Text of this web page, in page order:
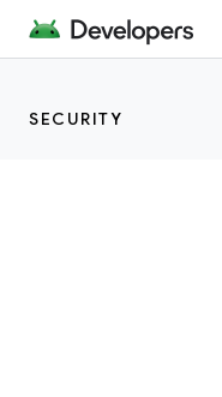
SECURITY